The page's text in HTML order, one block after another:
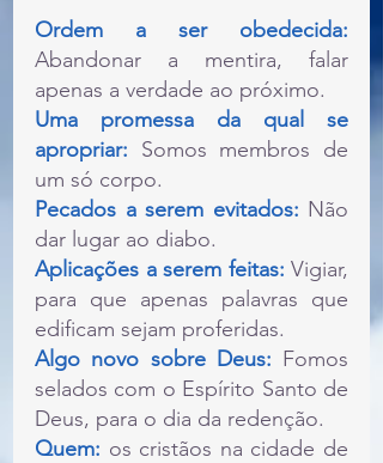
Abandonar a mentira, falar
apenas a verdade ao próximo.
Uma promessa da qual se
apropriar: Somos membros de
um só corpo.
Pecados a serem evitados: Não
dar lugar ao diabo.
Aplicações a serem feitas: Vigiar,
para que apenas palavras que
edificam sejam proferidas.
Algo novo sobre Deus: Fomos
selados com o Espírito Santo de
Deus, para o dia da redenção.
Quem: os cristãos na cidade de